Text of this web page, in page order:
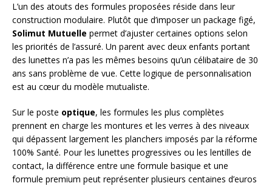
L’un des atouts des formules proposées réside dans leur
construction modulaire. Plutôt que d’imposer un package figé,
Solimut Mutuelle permet d’ajuster certaines options selon
les priorités de l’assuré. Un parent avec deux enfants portant
des lunettes n’a pas les mêmes besoins qu’un célibataire de 30
ans sans problème de vue. Cette logique de personnalisation
est au cœur du modèle mutualiste.
Sur le poste optique, les formules les plus complètes
prennent en charge les montures et les verres à des niveaux
qui dépassent largement les planchers imposés par la réforme
100% Santé. Pour les lunettes progressives ou les lentilles de
contact, la différence entre une formule basique et une
formule premium peut représenter plusieurs centaines d’euros